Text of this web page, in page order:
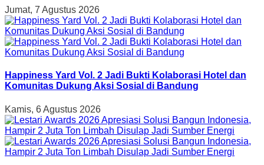
Jumat, 7 Agustus 2026
Happiness Yard Vol. 2 Jadi Bukti Kolaborasi Hotel dan
Komunitas Dukung Aksi Sosial di Bandung
Kamis, 6 Agustus 2026